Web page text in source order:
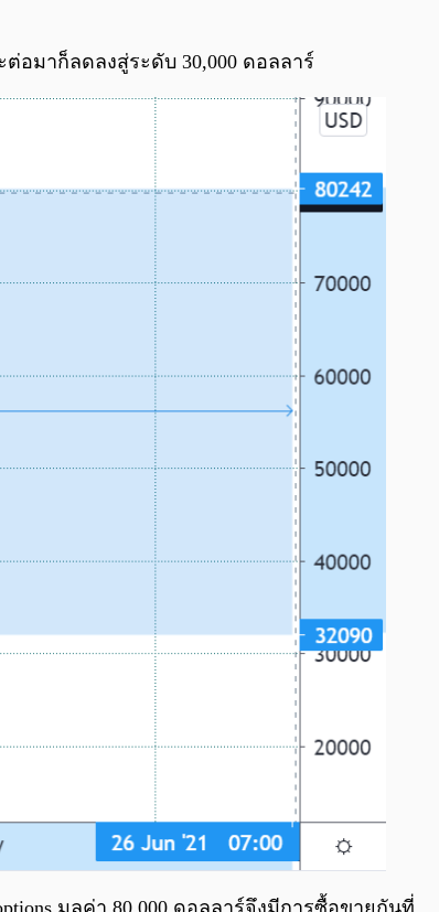
อมาก็ลดลงสู่ระดับ 30,000 ดอลลาร์
มูลค่า 80,000 ดอลลาร์จึงมีการซื้อขายกันที่